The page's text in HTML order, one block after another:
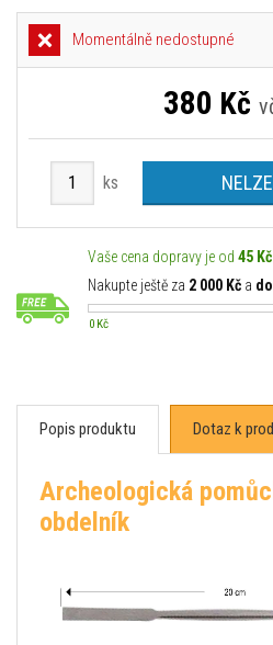
Momentálně nedostupné
380 Kč
ks
Vaše cena dopravy je od 45 Kč
Nakupte ještě za 2 000 Kč a
0 Kč
Popis produktu Dotaz k
Archeologická
obdelník